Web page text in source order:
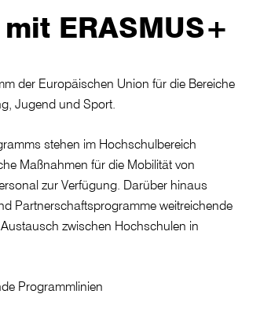
ERASMUS+
der Europäischen Union für die Bereiche
Jugend und Sport.
stehen im Hochschulbereich
Maßnahmen für die Mobilität von
zur Verfügung. Darüber hinaus
Partnerschaftsprogramme weitreichende
zwischen Hochschulen in
Programmlinien